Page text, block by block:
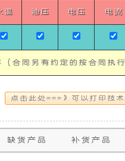
超
静
温 油压 电压 电流
（合同另有约定的按合同
金额可获增三滤
缺货产品 补货产品